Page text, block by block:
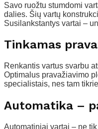
Savo ruožtu stumdomi
dalies. Šių vartų
Susilankstantys vartai –
Tinkamas
Renkantis vartus svarbu
Optimalus pravažiavimo
specialistais, nes tam
Automatika –
Automatiniai vartai – ne